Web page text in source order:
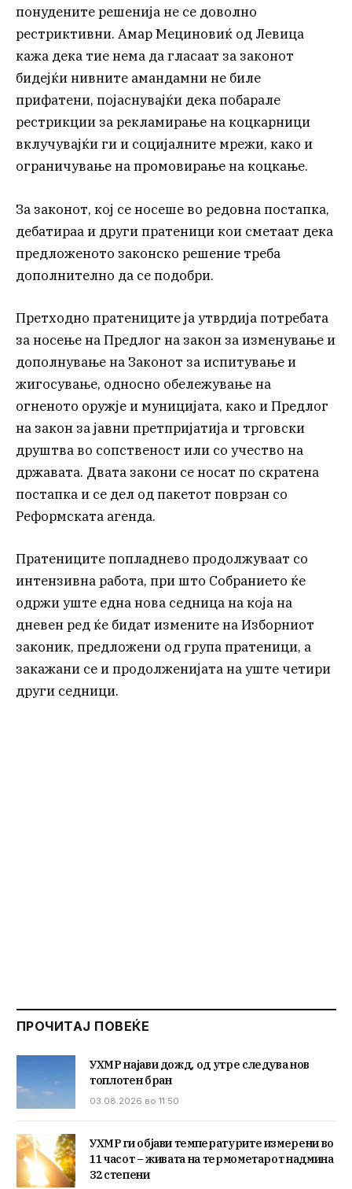
понудените решенија не се доволно
рестриктивни. Амар Мециновиќ од Левица
кажа дека тие нема да гласаат за законот
бидејќи нивните амандамни не биле
прифатени, појаснувајќи дека побарале
рестрикции за рекламирање на коцкарници
вклучувајќи ги и социјалните мрежи, како и
ограничување на промовирање на коцкање.
За законот, кој се носеше во редовна постапка,
дебатираа и други пратеници кои сметаат дека
предложеното законско решение треба
дополнително да се подобри.
Претходно пратениците ја утврдија потребата
за носење на Предлог на закон за изменување и
дополнување на Законот за испитување и
жигосување, односно обележување на
огненото оружје и муницијата, како и Предлог
на закон за јавни претпријатија и трговски
друштва во сопственост или со учество на
државата. Двата закони се носат по скратена
постапка и се дел од пакетот поврзан со
Реформската агенда.
Пратениците попладнево продолжуваат со
интензивна работа, при што Собранието ќе
одржи уште една нова седница на која на
дневен ред ќе бидат измените на Изборниот
законик, предложени од група пратеници, а
закажани се и продолженијата на уште четири
други седници.
ПРОЧИТАЈ ПОВЕЌЕ
УХМР најави дожд, од утре следува нов
топлотен бран
03.08.2026 во 11:50
УХМР ги објави температурите измерени во
11 часот – живата на термометарот надмина
32 степени